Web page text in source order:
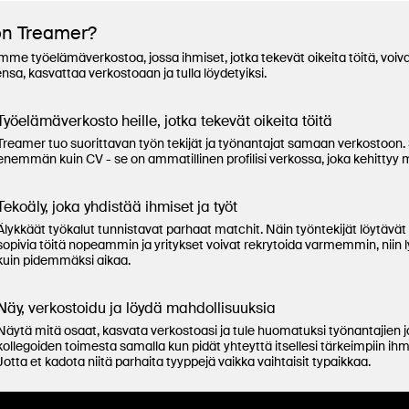
Treamer?
työelämäverkostoa, jossa ihmiset, jotka tekevät oikeita töitä,
kasvattaa verkostoaan ja tulla löydetyiksi.
heille, jotka tekevät oikeita töitä
tuo suorittavan työn tekijät ja työnantajat samaan verkostoon.
kuin CV - se on ammatillinen profilisi verkossa, joka kehittyy
joka yhdistää ihmiset ja työt
työkalut tunnistavat parhaat matchit. Näin työntekijät löytävät
töitä nopeammin ja yritykset voivat rekrytoida varmemmin, niin
pidemmäksi aikaa.
verkostoidu ja löydä mahdollisuuksia
mitä osaat, kasvata verkostoasi ja tule huomatuksi työnantajien
toimesta samalla kun pidät yhteyttä itsellesi tärkeimpiin
et kadota niitä parhaita tyyppejä vaikka vaihtaisit typaikkaa.